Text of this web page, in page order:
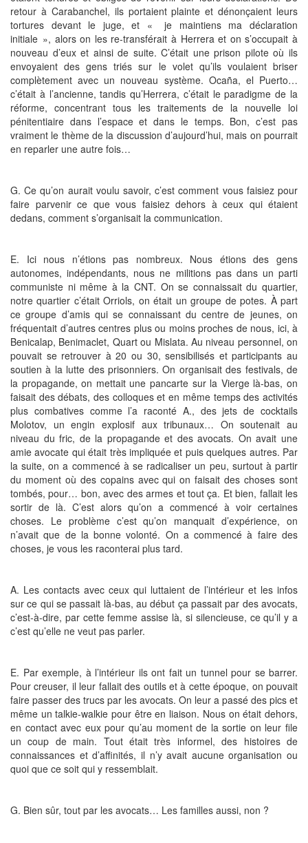
retour à Carabanchel, ils portaient plainte et dénonçaient leurs
tortures devant le juge, et « je maintiens ma déclaration
initiale », alors on les re-transférait à Herrera et on s’occupait à
nouveau d’eux et ainsi de suite. C’était une prison pilote où ils
envoyaient des gens triés sur le volet qu’ils voulaient briser
complètement avec un nouveau système. Ocaña, el Puerto…
c’était à l’ancienne, tandis qu’Herrera, c’était le paradigme de la
réforme, concentrant tous les traitements de la nouvelle loi
pénitentiaire dans l’espace et dans le temps. Bon, c’est pas
vraiment le thème de la discussion d’aujourd’hui, mais on pourrait
en reparler une autre fois…
G. Ce qu’on aurait voulu savoir, c’est comment vous faisiez pour
faire parvenir ce que vous faisiez dehors à ceux qui étaient
dedans, comment s’organisait la communication.
E. Ici nous n’étions pas nombreux. Nous étions des gens
autonomes, indépendants, nous ne militions pas dans un parti
communiste ni même à la CNT. On se connaissait du quartier,
notre quartier c’était Orriols, on était un groupe de potes. À part
ce groupe d’amis qui se connaissant du centre de jeunes, on
fréquentait d’autres centres plus ou moins proches de nous, ici, à
Benicalap, Benimaclet, Quart ou Mislata. Au niveau personnel, on
pouvait se retrouver à 20 ou 30, sensibilisés et participants au
soutien à la lutte des prisonniers. On organisait des festivals, de
la propagande, on mettait une pancarte sur la Vierge là-bas, on
faisait des débats, des colloques et en même temps des activités
plus combatives comme l’a raconté A., des jets de cocktails
Molotov, un engin explosif aux tribunaux… On soutenait au
niveau du fric, de la propagande et des avocats. On avait une
amie avocate qui était très impliquée et puis quelques autres. Par
la suite, on a commencé à se radicaliser un peu, surtout à partir
du moment où des copains avec qui on faisait des choses sont
tombés, pour… bon, avec des armes et tout ça. Et bien, fallait les
sortir de là. C’est alors qu’on a commencé à voir certaines
choses. Le problème c’est qu’on manquait d’expérience, on
n’avait que de la bonne volonté. On a commencé à faire des
choses, je vous les raconterai plus tard.
A. Les contacts avec ceux qui luttaient de l’intérieur et les infos
sur ce qui se passait là-bas, au début ça passait par des avocats,
c’est-à-dire, par cette femme assise là, si silencieuse, ce qu’il y a
c’est qu’elle ne veut pas parler.
E. Par exemple, à l’intérieur ils ont fait un tunnel pour se barrer.
Pour creuser, il leur fallait des outils et à cette époque, on pouvait
faire passer des trucs par les avocats. On leur a passé des pics et
même un talkie-walkie pour être en liaison. Nous on était dehors,
en contact avec eux pour qu’au moment de la sortie on leur file
un coup de main. Tout était très informel, des histoires de
connaissances et d’affinités, il n’y avait aucune organisation ou
quoi que ce soit qui y ressemblait.
G. Bien sûr, tout par les avocats… Les familles aussi, non ?